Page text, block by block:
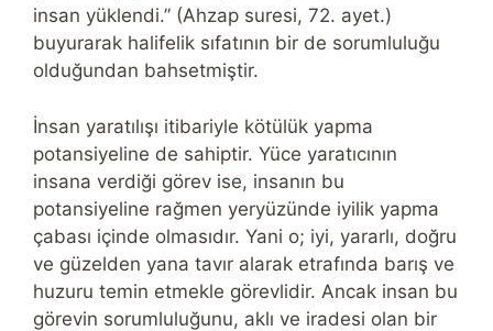
insan yüklendi.” (Ahzap suresi, 72. ayet.)
buyurarak halifelik sıfatının bir de sorumluluğu
olduğundan bahsetmiştir.
İnsan yaratılışı itibariyle kötülük yapma
potansiyeline de sahiptir. Yüce yaratıcının
insana verdiği görev ise, insanın bu
potansiyeline rağmen yeryüzünde iyilik yapma
çabası içinde olmasıdır. Yani o; iyi, yararlı, doğru
ve güzelden yana tavır alarak etrafında barış ve
huzuru temin etmekle görevlidir. Ancak insan bu
görevin sorumluluğunu, aklı ve iradesi olan bir